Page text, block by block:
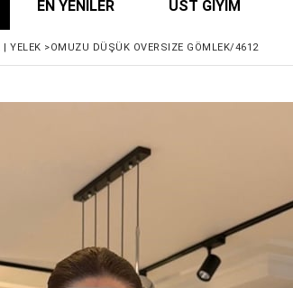
EN YENİLER ÜST GİYİM
| YELEK >OMUZU DÜŞÜK OVERSIZE GÖMLEK/4612